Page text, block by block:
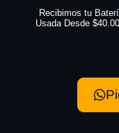
Recibimos tu
Usada Desde